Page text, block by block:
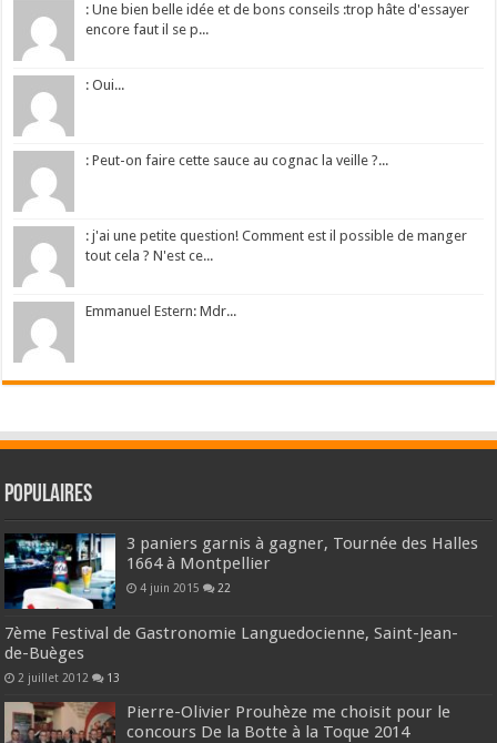
: Une bien belle idée et de bons conseils :trop hâte d'essayer
encore faut il se p...
: Oui...
: Peut-on faire cette sauce au cognac la veille ?...
: j'ai une petite question! Comment est il possible de manger
tout cela ? N'est ce...
Emmanuel Estern: Mdr...
Populaires
3 paniers garnis à gagner, Tournée des Halles
1664 à Montpellier
4 juin 2015 22
7ème Festival de Gastronomie Languedocienne, Saint-Jean-
de-Buèges
2 juillet 2012 13
Pierre-Olivier Prouhèze me choisit pour le
concours De la Botte à la Toque 2014